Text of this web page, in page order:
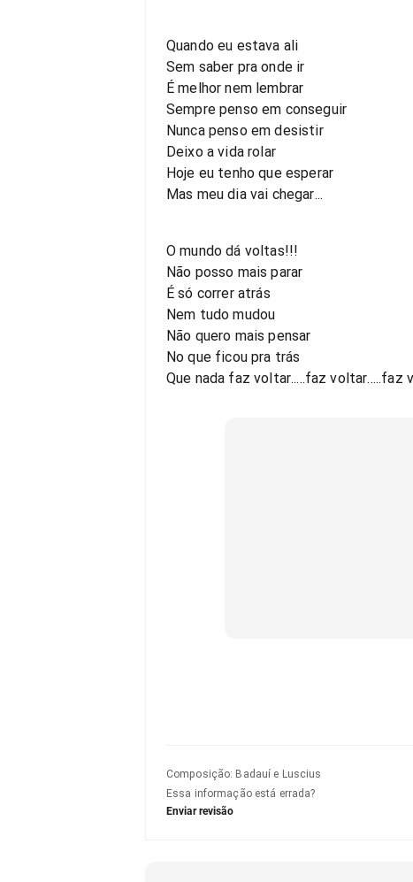
Quando eu estava ali
Sem saber pra onde ir
É melhor nem lembrar
Sempre penso em conseguir
Nunca penso em desistir
Deixo a vida rolar
Hoje eu tenho que esperar
Mas meu dia vai chegar...
O mundo dá voltas!!!
Não posso mais parar
É só correr atrás
Nem tudo mudou
Não quero mais pensar
No que ficou pra trás
Que nada faz voltar.....faz voltar.....faz
Composição: Badauí e Luscius
Essa informação está errada?
Enviar revisão